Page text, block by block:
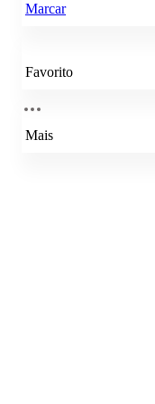
Marcar
Favorito
Mais